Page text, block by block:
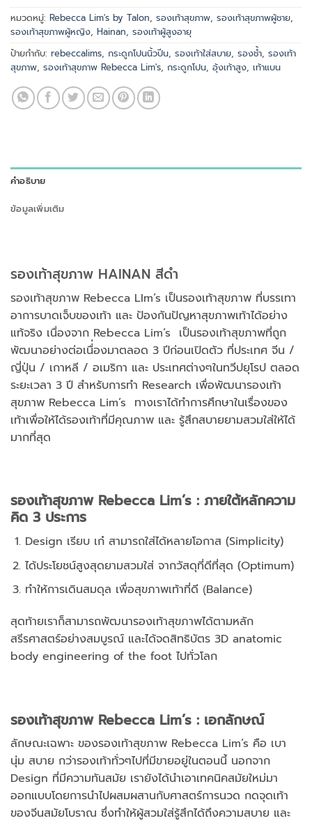
หมวดหมู่: Rebecca Lim's by Talon, รองเท้าสุขภาพ, รองเท้าสุขภาพผู้ชาย,
รองเท้าสุขภาพผู้หญิง, Hainan, รองเท้าผู้สูงอายุ
ป้ายกำกับ: rebeccalims, กระดูกโปนนิ้วปีน, รองเท้าใส่สบาย, รองช้ำ, รองเท้า
สุขภาพ, รองเท้าสุขภาพ Rebecca Lim's, กระดูกโปน, อุ้งเท้าสูง, เท้าแบน
คำอธิบาย
ข้อมูลเพิ่มเติม
รองเท้าสุขภาพ HAINAN สีดำ
รองเท้าสุขภาพ Rebecca LIm’s เป็นรองเท้าสุขภาพ ที่บรรเทา
อาการบาดเจ็บของเท้า และ ป้องกันปัญหาสุขภาพเท้าได้อย่าง
แท้จริง เนื่องจาก Rebecca Lim’s เป็นรองเท้าสุขภาพที่ถูก
พัฒนาอย่างต่อเนื่่องมาตลอด 3 ปีก่อนเปิดตัว ที่ประเทศ จีน /
ญี่ปุ่น / เกาหลี / อเมริกา และ ประเทศต่างๆในทวีปยุโรป ตลอด
ระยะเวลา 3 ปี สำหรับการทำ Research เพื่อพัฒนารองเท้า
สุขภาพ Rebecca Lim’s ทางเราได้ทำการศึกษาในเรื่องของ
เท้าเพื่อให้ได้รองเท้าที่มีคุณภาพ และ รู้สึกสบายยามสวมใส่ให้ได้
มากที่สุด
รองเท้าสุขภาพ Rebecca Lim’s : ภายใต้หลักความ
คิด 3 ประการ
Design เรียบ เก๋ สามารถใส่ได้หลายโอกาส (Simplicity)
ได้ประโยชน์สูงสุดยามสวมใส่ จากวัสดุที่ดีที่สุด (Optimum)
ทำให้การเดินสมดุล เพื่อสุขภาพเท้าที่ดี (ฺBalance)
สุดท้ายเราก็สามารถพัฒนารองเท้าสุขภาพได้ตามหลัก
สรีรศาสตร์อย่างสมบูรณ์ และได้จดสิทธิบัตร 3D anatomic
body engineering of the foot ไปทั่วโลก
รองเท้าสุขภาพ Rebecca Lim’s : เอกลักษณ์
ลักษณะเฉพาะ ของรองเท้าสุขภาพ Rebecca Lim’s คือ เบา
นุ่ม สบาย กว่ารองเท้าทั่วๆไปที่มีขายอยู่ในตอนนี้ นอกจาก
Design ที่มีความทันสมัย เรายังได้นำเอาเทคนิคสมัยใหม่มา
ออกแบบโดยการนำไปผสมผสานกับศาสตร์การนวด กดจุดเท้า
ของจีนสมัยโบราณ ซึ่งทำให้ผู้สวมใส่รู้สึกได้ถึงความสบาย และ